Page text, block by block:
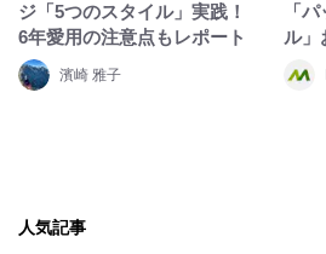
ジ「5つのスタイル」実践！
6年愛用の注意点もレポート
濱崎 雅子
「
ル」
人気記事